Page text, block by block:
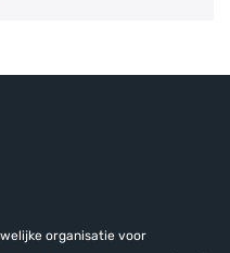
organisatie voor